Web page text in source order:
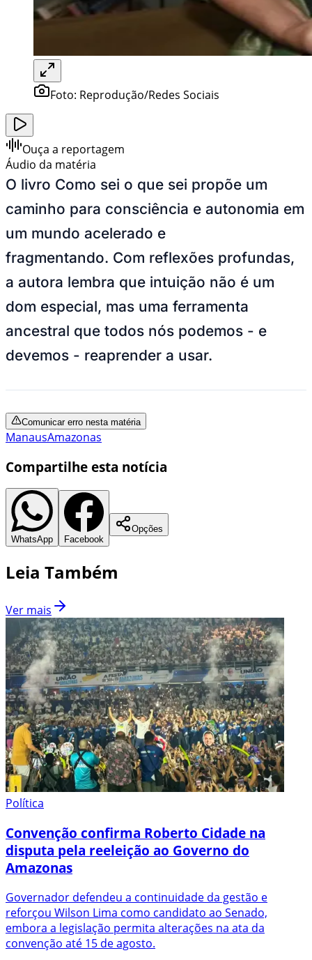
Foto: Reprodução/Redes Sociais
Ouça a reportagem
Áudio da matéria
O livro Como sei o que sei propõe um
caminho para consciência e autonomia em
um mundo acelerado e
fragmentando. Com reflexões profundas,
a autora lembra que intuição não é um
dom especial, mas uma ferramenta
ancestral que todos nós podemos - e
devemos - reaprender a usar.
Comunicar erro nesta matéria
ManausAmazonas
Compartilhe esta notícia
WhatsApp Facebook
Opções
Leia Também
Ver mais
Política
Convenção confirma Roberto Cidade na
disputa pela reeleição ao Governo do
Amazonas
Governador defendeu a continuidade da gestão e
reforçou Wilson Lima como candidato ao Senado,
embora a legislação permita alterações na ata da
convenção até 15 de agosto.